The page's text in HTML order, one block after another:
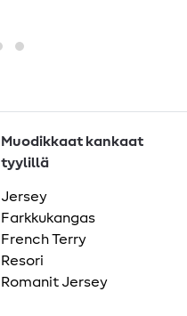
Muodikkaat kankaat
tyylillä
Jersey
Farkkukangas
French Terry
Resori
Romanit Jersey